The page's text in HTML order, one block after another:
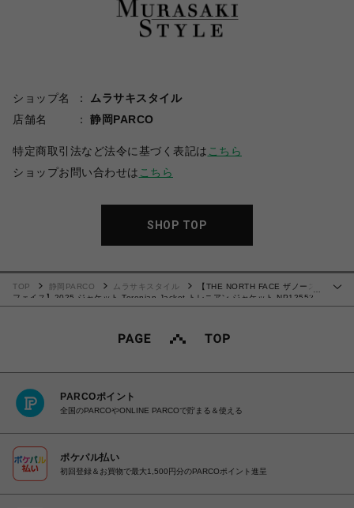
ショップ名
ムラサキスタイル
店舗名
静岡PARCO
特定商取引法など法令に基づく表記は こちら
ショップお問い合わせは こちら
SHOP TOP
…
TOP 静岡PARCO ムラサキスタイル
【THE NORTH FACE ザノース
フェイス】2025 ジャケット Torenian Jacket トレニアン ジャケット NP12552
Kブラック Mサイズ【送料無料 :北海道/沖縄/離島を除く】
PARCOポイント
全国のPARCOやONLINE PARCOで貯まる＆使える
ポケパル払い
初回登録＆お買物で最大1,500円分のPARCOポイント進呈